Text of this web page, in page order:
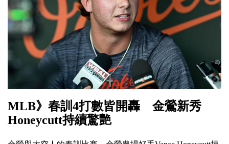
MLB》春訓4打數皆開轟 金鶯新秀
Honeycutt持續驚艷